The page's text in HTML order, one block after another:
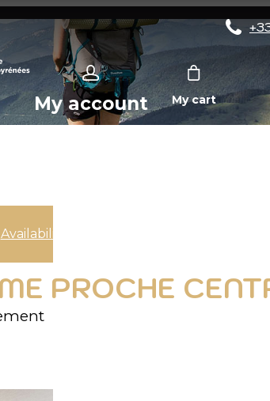
My account My cart
Availabilities
PROCHE